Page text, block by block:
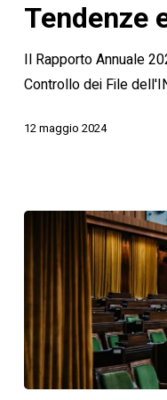
CCF:
Tendenze
e
Tendenze
Il Rapporto Annuale
Controllo dei File
12 maggio 2024